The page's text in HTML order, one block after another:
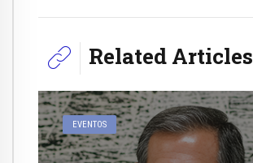
Related Articles
EVENTOS